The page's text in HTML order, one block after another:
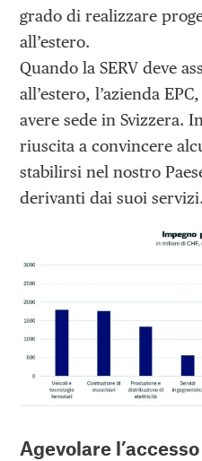
grado di realizzare
all’estero.
Quando la SERV deve
all’estero, l’azienda
avere sede in Svizzera.
riuscita a convincere
stabilirsi nel nostro
derivanti dai suoi servizi.
Agevolare